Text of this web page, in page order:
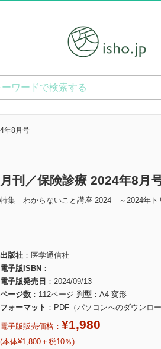
年8月号
月刊／保険診療 2024年8月
特集 わからないこと講座 2024 ～2024年ト
出版社
医学通信社
電子版ISBN
電子版発売日
2024/09/13
ページ数
112ページ 判型
A4 変形
フォーマット
PDF（パソコンへのダウンロー
電子版販売価格： ¥1,980
(本体¥1,800＋税10％)